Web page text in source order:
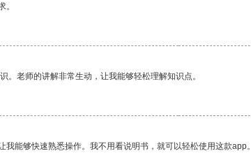
。
老师的讲解非常生动，让我能够轻松理解知识点。
能够快速熟悉操作。我不用看说明书，就可以轻松使用这款app。